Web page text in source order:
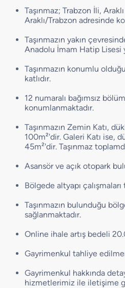
Taşınmaz; Trabzon İli,
Araklı/Trabzon adresinde
Taşınmazın yakın
Anadolu İmam Hatip Lisesi
Taşınmazın konumlu
katlıdır.
12 numaralı bağımsız
konumlanmaktadır.
Taşınmazın Zemin Katı,
100m²'dir. Galeri Katı ise,
45m²'dir. Taşınmaz
Asansör ve açık otopark
Bölgede altyapı çalışmaları
Taşınmazın bulunduğu
sağlanmaktadır.
Online ihale artış bedeli
Gayrimenkul tahliye
Gayrimenkul hakkında
hizmetlerimiz ile iletişime